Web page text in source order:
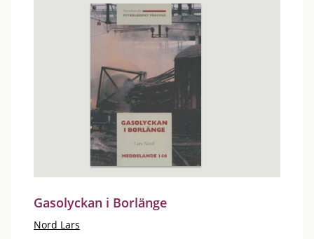
Gasolyckan i Borlänge
Nord Lars